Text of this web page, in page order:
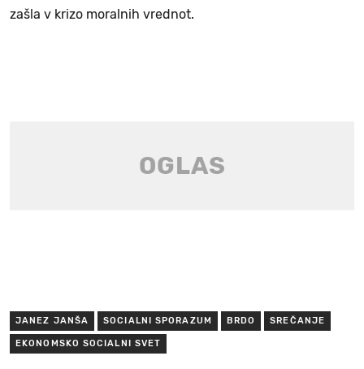
zašla v krizo moralnih vrednot.
JANEZ JANŠA SOCIALNI SPORAZUM BRDO SREČANJE
EKONOMSKO SOCIALNI SVET